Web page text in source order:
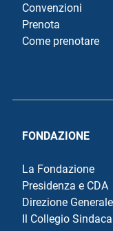
Convenzioni
Prenota
Come prenotare
FONDAZIONE
La Fondazione
Presidenza e CDA
Direzione Generale
Il Collegio